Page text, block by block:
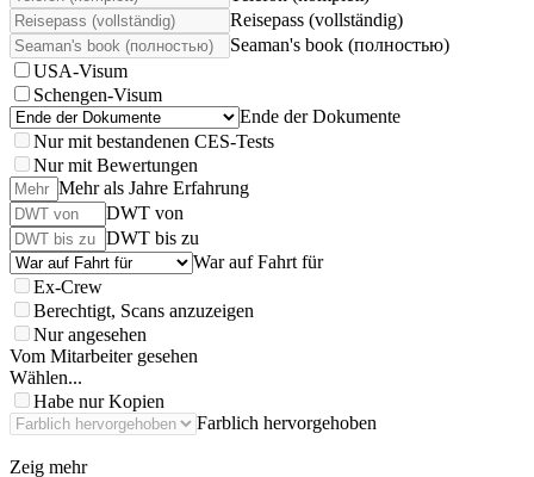
Reisepass (vollständig)
Seaman's book (полностью)
USA-Visum
Schengen-Visum
Ende der Dokumente
Nur mit bestandenen CES-Tests
Nur mit Bewertungen
Mehr als Jahre Erfahrung
DWT von
DWT bis zu
War auf Fahrt für
Ex-Crew
Berechtigt, Scans anzuzeigen
Nur angesehen
Vom Mitarbeiter gesehen
Wählen...
Habe nur Kopien
Farblich hervorgehoben
Zeig mehr